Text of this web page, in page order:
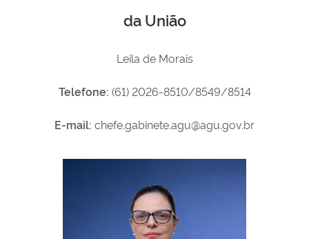
da União
Leila de Morais
Telefone: (61) 2026-8510/8549/8514
E-mail: chefe.gabinete.agu@agu.gov.br